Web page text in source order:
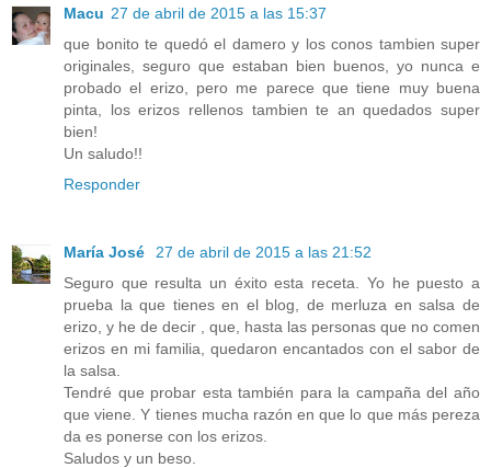
Macu 27 de abril de 2015 a las 15:37
que bonito te quedó el damero y los conos tambien super
originales, seguro que estaban bien buenos, yo nunca e
probado el erizo, pero me parece que tiene muy buena
pinta, los erizos rellenos tambien te an quedados super
bien!
Un saludo!!
Responder
María José
27 de abril de 2015 a las 21:52
Seguro que resulta un éxito esta receta. Yo he puesto a
prueba la que tienes en el blog, de merluza en salsa de
erizo, y he de decir , que, hasta las personas que no comen
erizos en mi familia, quedaron encantados con el sabor de
la salsa.
Tendré que probar esta también para la campaña del año
que viene. Y tienes mucha razón en que lo que más pereza
da es ponerse con los erizos.
Saludos y un beso.